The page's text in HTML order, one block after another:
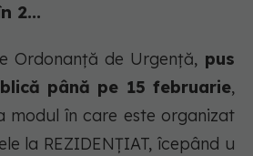
2...
Ordonanță de Urgență, pus
până pe 15 februarie,
modul în care este organizat
la REZIDENȚIAT, îcepând u